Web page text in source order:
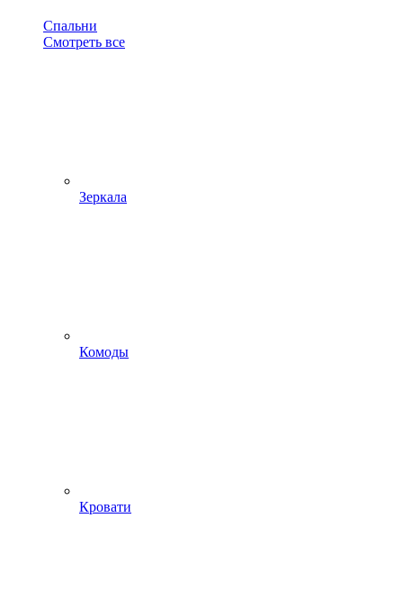
Спальни
Смотреть все
Зеркала
Комоды
Кровати